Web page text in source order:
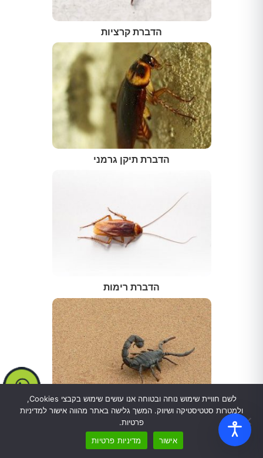
הדברת קרציות
הדברת תיקן גרמני
הדברת רימות
הדברת עקרבים
לשם חוויית שימוש נוחה ובטוחה אנו עושים שימוש בקבצי Cookies,
ולמטרות סטטיסטיקה ושיווק. המשך גלישה באתר מהווה אישור למדיניות
פרטיות.
אישור
מדיניות פרטיות